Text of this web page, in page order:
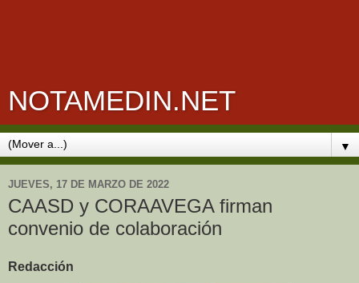
NOTAMEDIN.NET
▼
JUEVES, 17 DE MARZO DE 2022
CAASD y CORAAVEGA firman
convenio de colaboración
Redacción